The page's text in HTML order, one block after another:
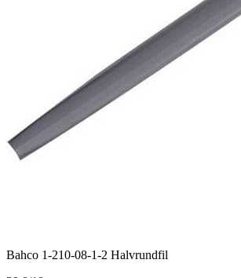
Bahco 1-210-08-1-2 Halvrundfil